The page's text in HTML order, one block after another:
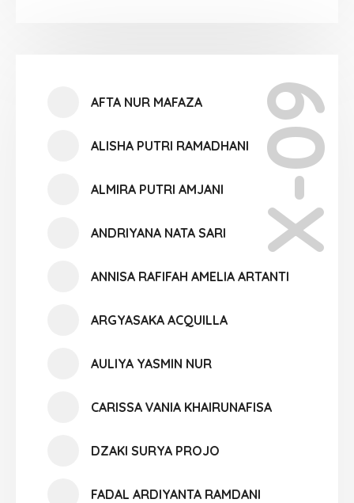
X-09
AFTA NUR MAFAZA
ALISHA PUTRI RAMADHANI
ALMIRA PUTRI AMJANI
ANDRIYANA NATA SARI
ANNISA RAFIFAH AMELIA ARTANTI
ARGYASAKA ACQUILLA
AULIYA YASMIN NUR
CARISSA VANIA KHAIRUNAFISA
DZAKI SURYA PROJO
FADAL ARDIYANTA RAMDANI